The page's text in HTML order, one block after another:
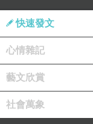
2/28(日) 哈哈
【電鋼琴與薩
【二胡演奏】
快速發文
心情雜記
藝文欣賞
社會萬象